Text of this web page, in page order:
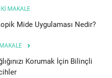
MAKALE
Mide Uygulaması Nedir?
Korumak İçin Bilinçli